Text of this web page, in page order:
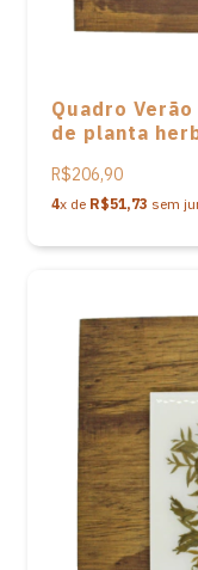
Quadro
de planta
R$206,90
4x de R$51,73 sem